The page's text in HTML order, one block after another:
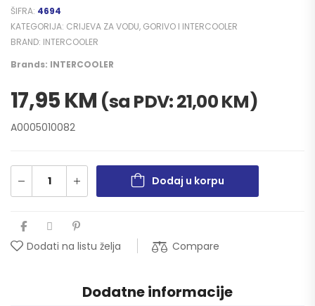
ŠIFRA: 4694
KATEGORIJA: CRIJEVA ZA VODU, GORIVO I INTERCOOLER
BRAND: INTERCOOLER
Brands: INTERCOOLER
17,95KM (sa PDV:21,00KM)
A0005010082
Dodaj u korpu
Dodati na listu želja Compare
Dodatne informacije